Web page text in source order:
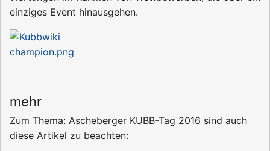
einziges Event hinausgehen.
mehr
Zum Thema: Ascheberger KUBB-Tag 2016 sind auch
diese Artikel zu beachten: